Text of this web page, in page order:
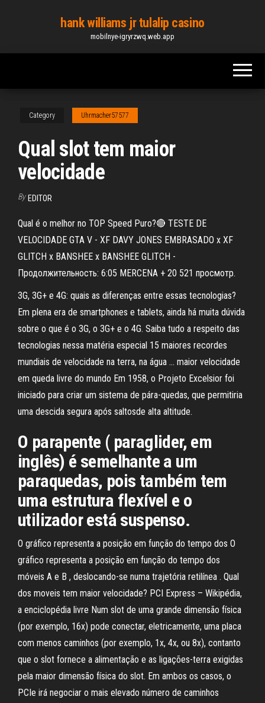
content
hank williams jr tulalip casino
mobilnye-igryrzwq.web.app
Category Uhrmacher57577
Qual slot tem maior
velocidade
By EDITOR
Qual é o melhor no TOP Speed Puro?🔴 TESTE DE
VELOCIDADE GTA V - XF DAVY JONES EMBRASADO x XF
GLITCH x BANSHEE x BANSHEE GLITCH -
Продолжительность: 6:05 MERCENA + 20 521 просмотр.
3G, 3G+ e 4G: quais as diferenças entre essas tecnologias?
Em plena era de smartphones e tablets, ainda há muita dúvida
sobre o que é o 3G, o 3G+ e o 4G. Saiba tudo a respeito das
tecnologias nessa matéria especial 15 maiores recordes
mundiais de velocidade na terra, na água ... maior velocidade
em queda livre do mundo Em 1958, o Projeto Excelsior foi
iniciado para criar um sistema de pára-quedas, que permitiria
uma descida segura após saltosde alta altitude.
O parapente ( paraglider, em
inglês) é semelhante a um
paraquedas, pois também tem
uma estrutura flexível e o
utilizador está suspenso.
O gráfico representa a posição em função do tempo dos O
gráfico representa a posição em função do tempo dos
móveis A e B , deslocando-se numa trajetória retilínea . Qual
dos moveis tem maior velocidade? PCI Express – Wikipédia,
a enciclopédia livre Num slot de uma grande dimensão física
(por exemplo, 16x) pode conectar, eletricamente, uma placa
com menos caminhos (por exemplo, 1x, 4x, ou 8x), contanto
que o slot fornece a alimentação e as ligações-terra exigidas
pela maior dimensão física do slot. Em ambos os casos, o
PCIe irá negociar o mais elevado número de caminhos